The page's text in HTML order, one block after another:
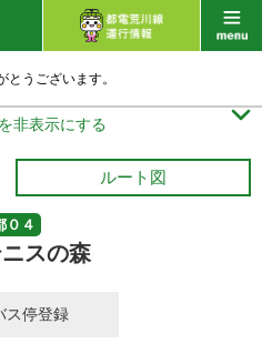
うございます。
非表示にする 
ルート図
０４
スの森
ス停登録